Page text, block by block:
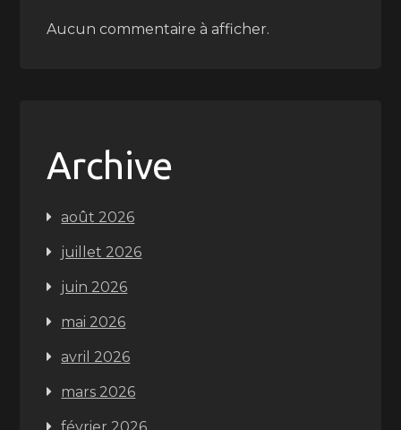
Aucun commentaire à afficher.
Archive
août 2026
juillet 2026
juin 2026
mai 2026
avril 2026
mars 2026